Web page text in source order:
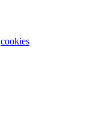
cookies